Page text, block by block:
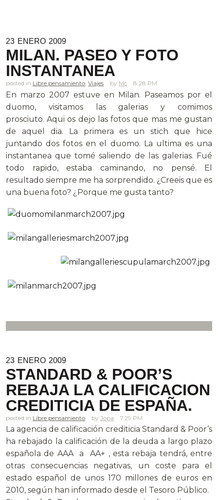
23 ENERO 2009
MILAN. PASEO Y FOTO
INSTANTANEA
posted in Libre pensamiento, Viajes Mc 8.28 PM
En marzo 2007 estuve en Milan. Paseamos por el
duomo, visitamos las galerias y comimos
prosciuto. Aqui os dejo las fotos que mas me gustan
de aquel dia. La primera es un stich que hice
juntando dos fotos en el duomo. La ultima es una
instantanea que tomé saliendo de las galerias. Fué
todo rapido, estaba caminando, no pensé. El
resultado siempre me ha sorprendido. ¿Creeis que es
una buena foto? ¿Porque me gusta tanto?
23 ENERO 2009
STANDARD & POOR’S
REBAJA LA CALIFICACION
CREDITICIA DE ESPAÑA.
posted in Libre pensamiento Jopa 7.29 PM
La agencia de calificación crediticia Standard & Poor’s
ha rebajado la calificación de la deuda a largo plazo
española de AAA a AA+ , esta rebaja tendrá, entre
otras consecuencias negativas, un coste para el
estado español de unos 170 millones de euros en
2010, según han informado desde el Tesoro Público.